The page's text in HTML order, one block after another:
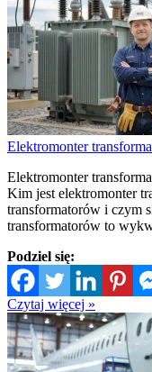
Elektromonter
Elektromonter
Kim jest elektromonter
transformatorów i czym
transformatorów to
Podziel się:
Czytaj więcej »